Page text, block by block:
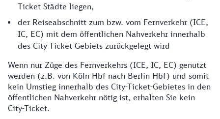
Ticket Städte liegen,
der Reiseabschnitt zum bzw. vom Fernverkehr (ICE,
IC, EC) mit dem öffentlichen Nahverkehr innerhalb
des City-Ticket-Gebiets zurückgelegt wird
Wenn nur Züge des Fernverkehrs (ICE, IC, EC) genutzt
werden (z.B. von Köln Hbf nach Berlin Hbf) und somit
kein Umstieg innerhalb des City-Ticket-Gebietes in den
öffentlichen Nahverkehr nötig ist, erhalten Sie kein
City-Ticket.